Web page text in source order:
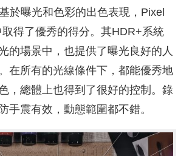
於曝光和色彩的出色表現，Pixel
得了優秀的得分。其HDR+系統
的場景中，也提供了曝光良好的人
在所有的光線條件下，都能優秀地
，總體上也得到了很好的控制。錄
手震有效，動態範圍都不錯。